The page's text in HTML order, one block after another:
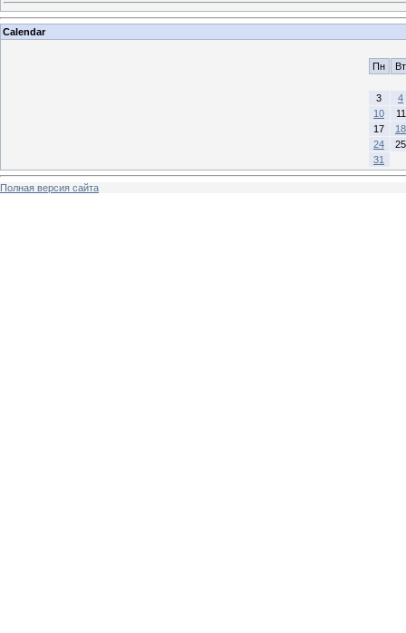
Calendar
Пн Вт
3
4
10
11
17
18
24
25
31
Полная версия сайта